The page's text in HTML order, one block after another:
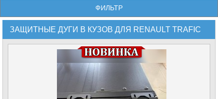
ФИЛЬТР
ЗАЩИТНЫЕ ДУГИ В КУЗОВ ДЛЯ RENAULT TRAFIC